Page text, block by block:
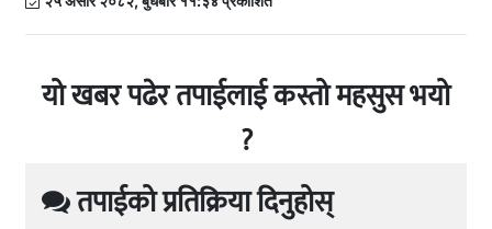
यो खबर पढेर तपाईलाई कस्तो महसुस भयो
?
तपाईको प्रतिक्रिया दिनुहोस्